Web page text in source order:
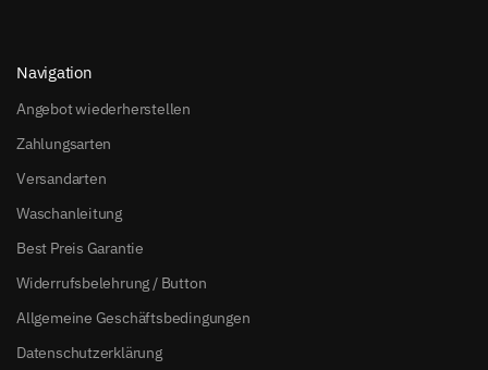
Navigation
Angebot wiederherstellen
Zahlungsarten
Versandarten
Waschanleitung
Best Preis Garantie
Widerrufsbelehrung / Button
Allgemeine Geschäftsbedingungen
Datenschutzerklärung